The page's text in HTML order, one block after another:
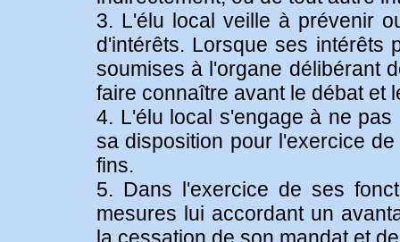
3. L'élu local veille à prévenir
d'intérêts. Lorsque ses intérêts
soumises à l'organe délibérant
faire connaître avant le débat et
4. L'élu local s'engage à ne
sa disposition pour l'exercice
fins.
5. Dans l'exercice de ses
mesures lui accordant un